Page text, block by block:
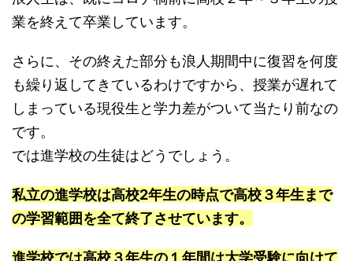
業を終えて卒業しています。
さらに、その終えた部分も浪人期間中に復習を何度
も繰り返してきているわけですから、授業が遅れて
しまっている現役生と学力差がついて当たり前なの
です。
では進学校の生徒はどうでしょう。
私立の進学校は高校2年生の時点で高校３年生まで
の学習範囲を全て終了させています。
進学校では高校３年生の１年間は大学受験に向けて